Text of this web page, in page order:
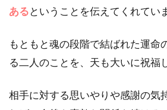
あるということを伝えてくれてい
もともと魂の段階で結ばれた運命
る二人のことを、天も大いに祝福
相手に対する思いやりや感謝の気